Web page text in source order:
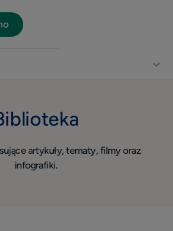
artykuły, tematy, filmy oraz
infografiki.